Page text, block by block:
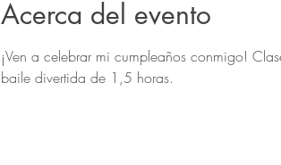
Acerca del evento
¡Ven a celebrar mi cumpleaños conmigo!
baile divertida de 1,5 horas.